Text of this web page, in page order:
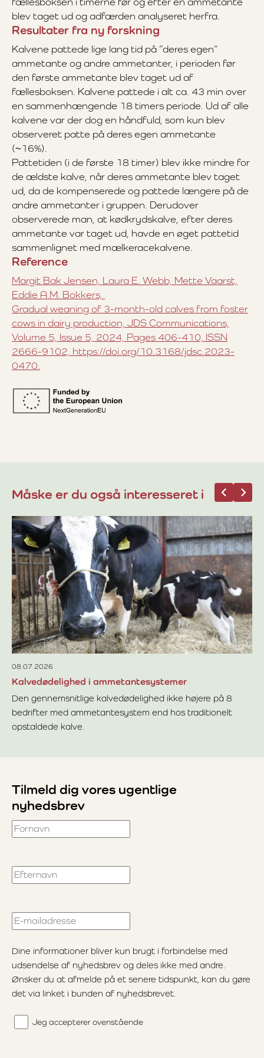
blev taget ud og adfærden analyseret herfra.
Resultater fra ny forskning
Kalvene pattede lige lang tid på ”deres egen”
ammetante og andre ammetanter, i perioden før
den første ammetante blev taget ud af
fællesboksen. Kalvene pattede i alt ca. 43 min over
en sammenhængende 18 timers periode. Ud af alle
kalvene var der dog en håndfuld, som kun blev
observeret patte på deres egen ammetante
(~16%).
Pattetiden (i de første 18 timer) blev ikke mindre for
de ældste kalve, når deres ammetante blev taget
ud, da de kompenserede og pattede længere på de
andre ammetanter i gruppen. Derudover
observerede man, at kødkrydskalve, efter deres
ammetante var taget ud, havde en øget pattetid
sammenlignet med mælkeracekalvene.
Reference
Margit Bak Jensen, Laura E. Webb, Mette Vaarst,
Eddie A.M. Bokkers,
Gradual weaning of 3-month-old calves from foster
cows in dairy production, JDS Communications,
Volume 5, Issue 5, 2024, Pages 406-410, ISSN
2666-9102, https://doi.org/10.3168/jdsc.2023-
0470.
Måske er du også interesseret i
08.07.2026
Kalvedødelighed i ammetantesystemer
Den gennemsnitlige kalvedødelighed ikke højere på 8
bedrifter med ammetantesystem end hos traditionelt
opstaldede kalve.
Tilmeld dig vores ugentlige
nyhedsbrev
Fornavn
Efternavn
E-mailadresse
Dine informationer bliver kun brugt i forbindelse med
udsendelse af nyhedsbrev og deles ikke med andre.
Ønsker du at afmelde på et senere tidspunkt, kan du gøre
det via linket i bunden af nyhedsbrevet.
Jeg accepterer ovenstående